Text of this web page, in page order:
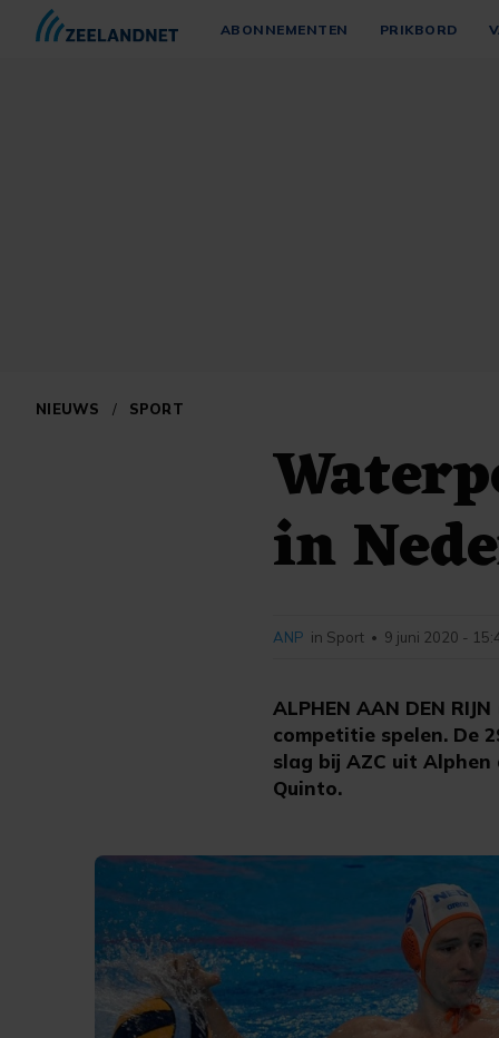
ABONNEMENTEN PRIKBORD
NIEUWS / SPORT
in
ALPHEN AAN DEN
competitie spelen. De
slag bij AZC uit
Quinto.
ANP in Sport • 9 juni 2020 -